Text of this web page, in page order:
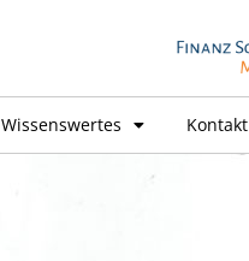
Wissenswertes Kontakt